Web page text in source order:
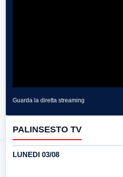
Guarda la diretta streaming
PALINSESTO TV
LUNEDI 03/08